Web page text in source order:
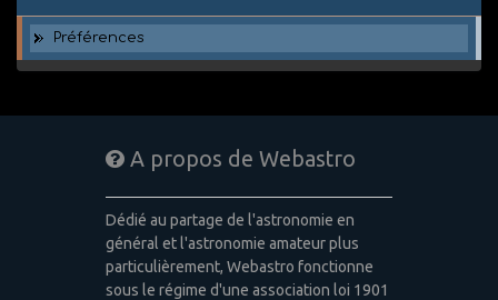
Préférences
A propos de Webastro
Dédié au partage de l'astronomie en
général et l'astronomie amateur plus
particulièrement, Webastro fonctionne
sous le régime d'une association loi 1901